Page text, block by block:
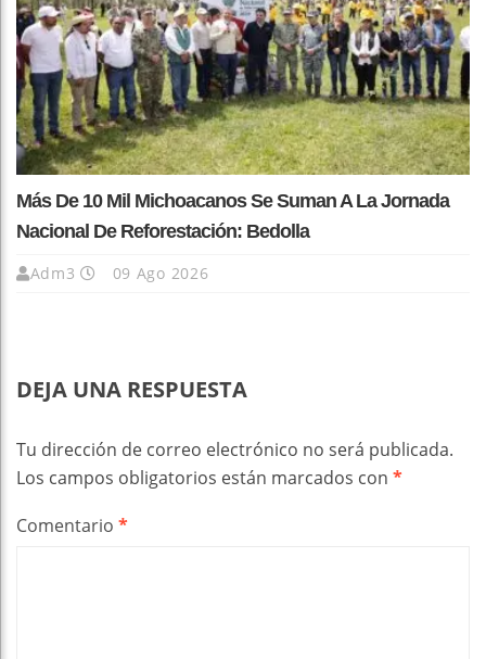
Más De 10 Mil Michoacanos Se Suman A La Jornada
Nacional De Reforestación: Bedolla
Adm3 09 Ago 2026
DEJA UNA RESPUESTA
Tu dirección de correo electrónico no será publicada.
Los campos obligatorios están marcados con *
Comentario *